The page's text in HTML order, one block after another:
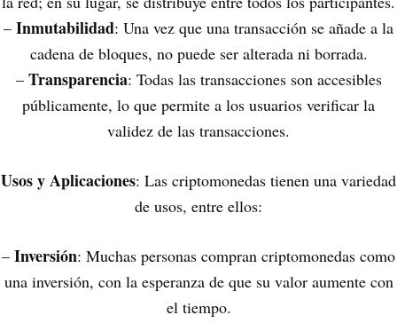
– Inmutabilidad: Una vez que una transacción se añade a la
cadena de bloques, no puede ser alterada ni borrada.
– Transparencia: Todas las transacciones son accesibles
públicamente, lo que permite a los usuarios verificar la
validez de las transacciones.
Usos y Aplicaciones: Las criptomonedas tienen una variedad
de usos, entre ellos:
– Inversión: Muchas personas compran criptomonedas como
una inversión, con la esperanza de que su valor aumente con
el tiempo.